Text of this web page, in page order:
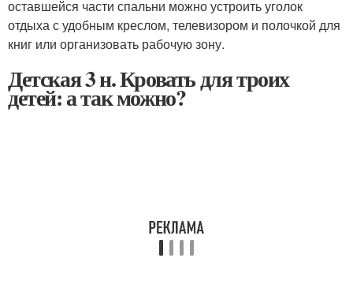
оставшейся части спальни можно устроить уголок
отдыха с удобным креслом, телевизором и полочкой для
книг или организовать рабочую зону.
Детская 3 н. Кровать для троих
детей: а так можно?